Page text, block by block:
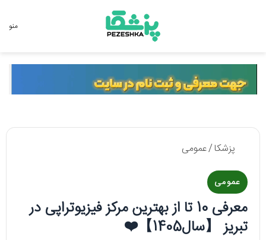
منو
پزشکا/عمومی
عمومی
معرفی 10 تا از بهترین مرکز فیزیوتراپی در
تبریز 【سال1405】❤️